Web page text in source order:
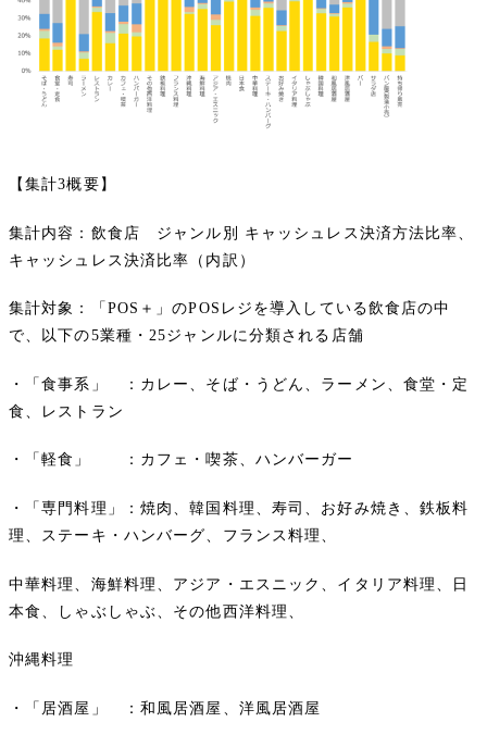
【集計3概要】
集計内容：飲食店 ジャンル別 キャッシュレス決済方法比率、
キャッシュレス決済比率（内訳）
集計対象：「POS＋」のPOSレジを導入している飲食店の中
で、以下の5業種・25ジャンルに分類される店舗
・「食事系」 ：カレー、そば・うどん、ラーメン、食堂・定
食、レストラン
・「軽食」 ：カフェ・喫茶、ハンバーガー
・「専門料理」：焼肉、韓国料理、寿司、お好み焼き、鉄板料
理、ステーキ・ハンバーグ、フランス料理、
中華料理、海鮮料理、アジア・エスニック、イタリア料理、日
本食、しゃぶしゃぶ、その他西洋料理、
沖縄料理
・「居酒屋」 ：和風居酒屋、洋風居酒屋